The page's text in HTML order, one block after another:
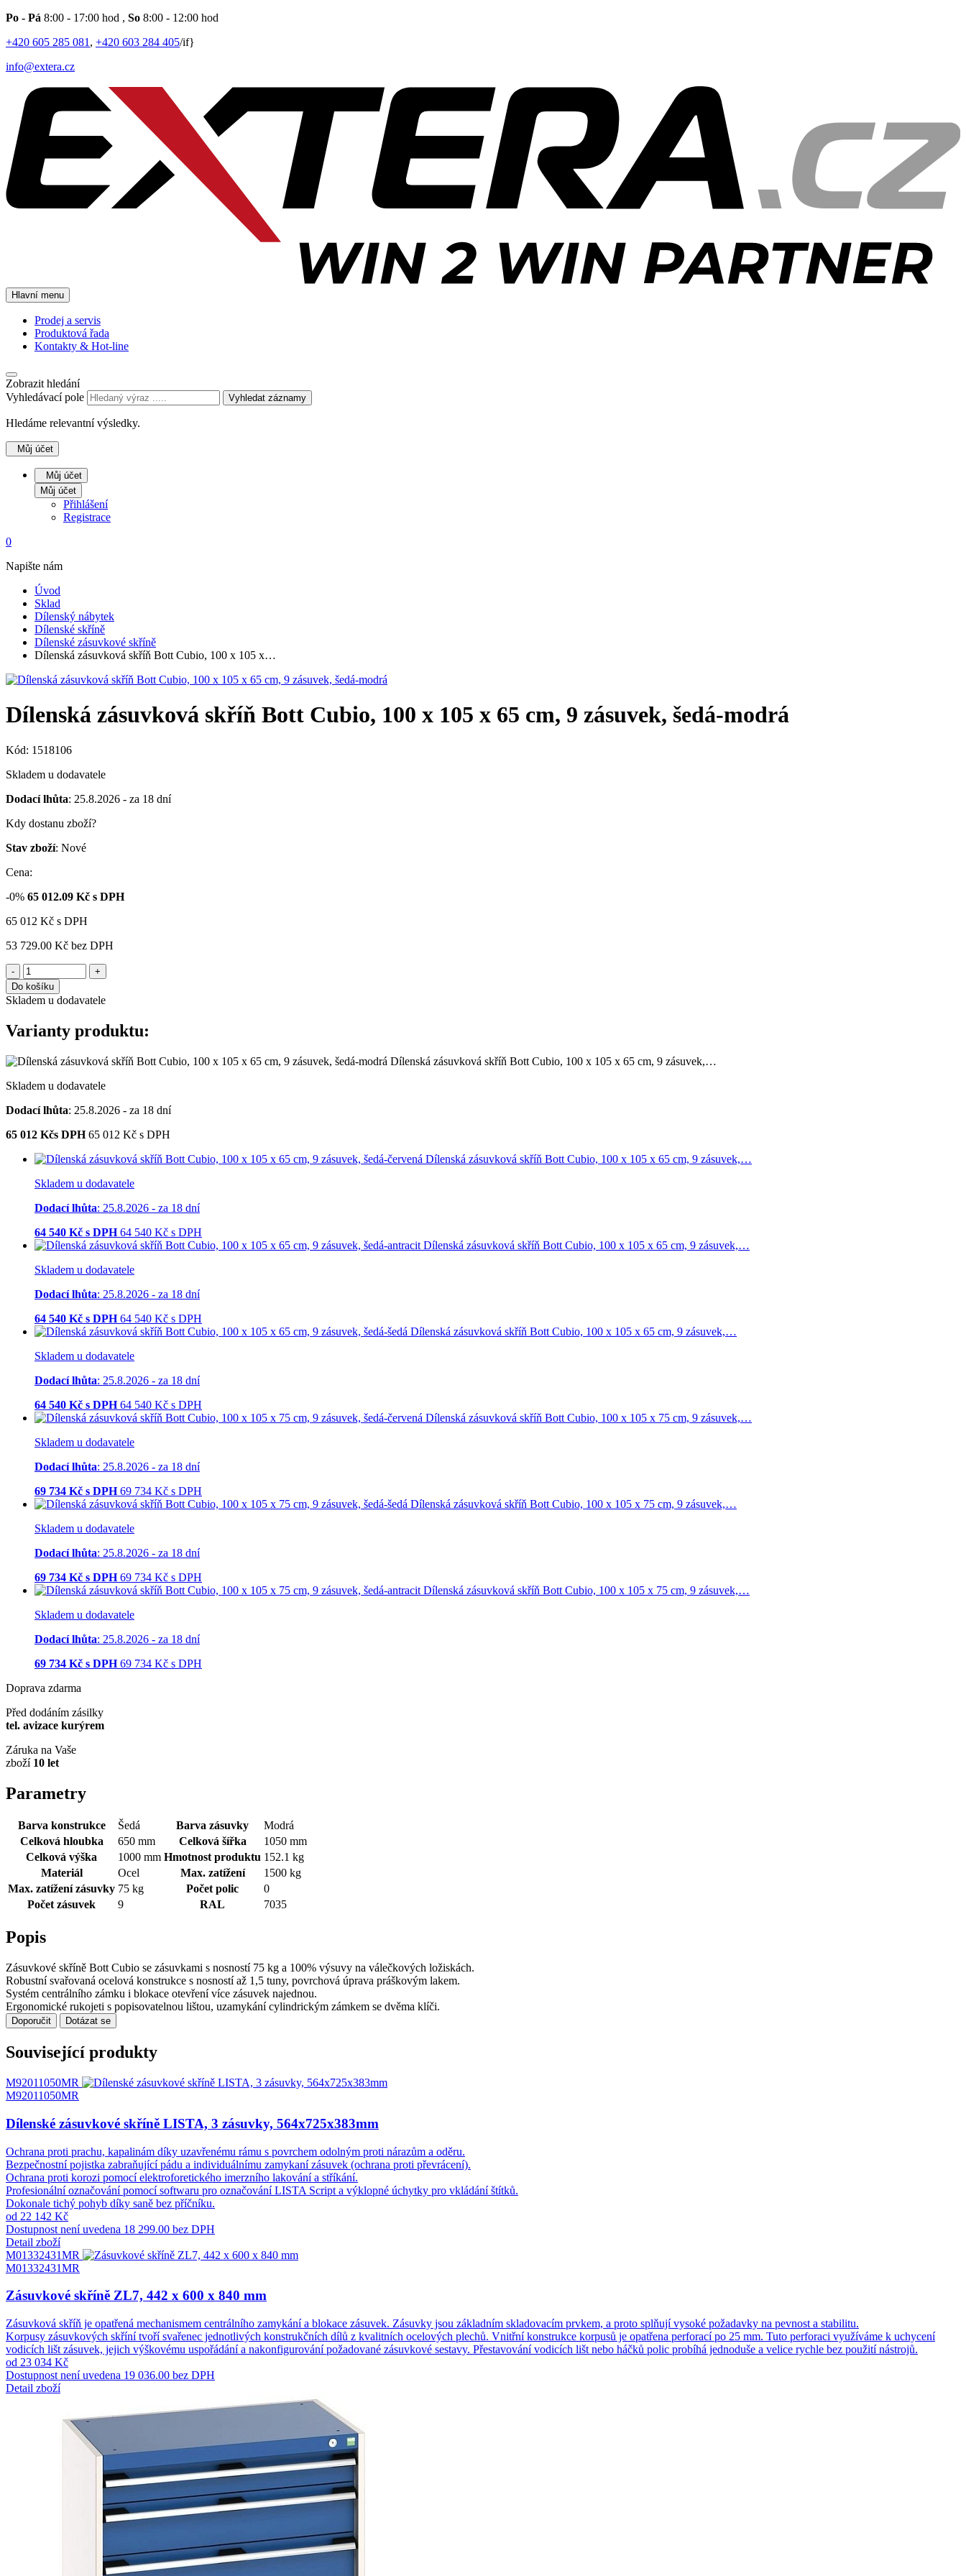
Po - Pá 8:00 - 17:00 hod , So 8:00 - 12:00 hod
+420 605 285 081 , +420 603 284 405/if}
info@extera.cz
Hlavní menu
Prodej a servis
Produktová řada
Kontakty & Hot-line
Zobrazit hledání
Vyhledávací pole
Vyhledat záznamy
Hledáme relevantní výsledky.
Můj účet
Můj účet
Můj účet
Přihlášení
Registrace
0
Napište nám
Úvod
Sklad
Dílenský nábytek
Dílenské skříně
Dílenské zásuvkové skříně
Dílenská zásuvková skříň Bott Cubio, 100 x 105 x…
Dílenská zásuvková skříň Bott Cubio, 100 x 105 x 65 cm, 9 zásuvek, šedá-modrá
Kód: 1518106
Skladem u dodavatele
Dodací lhůta: 25.8.2026 - za 18 dní
Kdy dostanu zboží?
Stav zboží: Nové
Cena:
-0% 65 012.09 Kč s DPH
65 012 Kč s DPH
53 729.00 Kč bez DPH
-
+
Do košíku
Skladem u dodavatele
Varianty produktu:
Dílenská zásuvková skříň Bott Cubio, 100 x 105 x 65 cm, 9 zásuvek,…
Skladem u dodavatele
Dodací lhůta: 25.8.2026 - za 18 dní
65 012 Kčs DPH 65 012 Kč s DPH
Dílenská zásuvková skříň Bott Cubio, 100 x 105 x 65 cm, 9 zásuvek,…
Skladem u dodavatele
Dodací lhůta: 25.8.2026 - za 18 dní
64 540 Kč s DPH 64 540 Kč s DPH
Dílenská zásuvková skříň Bott Cubio, 100 x 105 x 65 cm, 9 zásuvek,…
Skladem u dodavatele
Dodací lhůta: 25.8.2026 - za 18 dní
64 540 Kč s DPH 64 540 Kč s DPH
Dílenská zásuvková skříň Bott Cubio, 100 x 105 x 65 cm, 9 zásuvek,…
Skladem u dodavatele
Dodací lhůta: 25.8.2026 - za 18 dní
64 540 Kč s DPH 64 540 Kč s DPH
Dílenská zásuvková skříň Bott Cubio, 100 x 105 x 75 cm, 9 zásuvek,…
Skladem u dodavatele
Dodací lhůta: 25.8.2026 - za 18 dní
69 734 Kč s DPH 69 734 Kč s DPH
Dílenská zásuvková skříň Bott Cubio, 100 x 105 x 75 cm, 9 zásuvek,…
Skladem u dodavatele
Dodací lhůta: 25.8.2026 - za 18 dní
69 734 Kč s DPH 69 734 Kč s DPH
Dílenská zásuvková skříň Bott Cubio, 100 x 105 x 75 cm, 9 zásuvek,…
Skladem u dodavatele
Dodací lhůta: 25.8.2026 - za 18 dní
69 734 Kč s DPH 69 734 Kč s DPH
Doprava zdarma
Před dodáním zásilky
tel. avizace kurýrem
Záruka na Vaše
zboží 10 let
Parametry
Barva konstrukce Šedá Barva zásuvky
Modrá
Celková hloubka
650 mm Celková šířka
1050 mm
Celková výška
1000 mm Hmotnost produktu 152.1 kg
Materiál
Ocel Max. zatížení
1500 kg
Max. zatížení zásuvky 75 kg Počet polic
0
Počet zásuvek
9 RAL 7035
Popis
Zásuvkové skříně Bott Cubio se zásuvkami s nosností 75 kg a 100% výsuvy na válečkových ložiskách.
Robustní svařovaná ocelová konstrukce s nosností až 1,5 tuny, povrchová úprava práškovým lakem.
Systém centrálního zámku i blokace otevření více zásuvek najednou.
Ergonomické rukojeti s popisovatelnou lištou, uzamykání cylindrickým zámkem se dvěma klíči.
Doporučit Dotázat se
Související produkty
M92011050MR
M92011050MR
Dílenské zásuvkové skříně LISTA, 3 zásuvky, 564x725x383mm
Ochrana proti prachu, kapalinám díky uzavřenému rámu s povrchem odolným proti nárazům a oděru.
Bezpečnostní pojistka zabraňující pádu a individuálnímu zamykaní zásuvek (ochrana proti převrácení).
Ochrana proti korozi pomocí elektroforetického imerzního lakování a stříkání.
Profesionální označování pomocí softwaru pro označování LISTA Script a výklopné úchytky pro vkládání štítků.
Dokonale tichý pohyb díky saně bez příčníku.
od 22 142 Kč
Dostupnost není uvedena 18 299.00 bez DPH
Detail zboží
M01332431MR
M01332431MR
Zásuvkové skříně ZL7, 442 x 600 x 840 mm
Zásuvková skříň je opatřená mechanismem centrálního zamykání a blokace zásuvek. Zásuvky jsou základním skladovacím prvkem, a proto splňují vysoké požadavky na pevnost a stabilitu.
Korpusy zásuvkových skříní tvoří svařenec jednotlivých konstrukčních dílů z kvalitních ocelových plechů. Vnitřní konstrukce korpusů je opatřena perforací po 25 mm. Tuto perforaci využíváme k uchycení
vodicích lišt zásuvek, jejich výškovému uspořádání a nakonfigurování požadované zásuvkové sestavy. Přestavování vodicích lišt nebo háčků polic probíhá jednoduše a velice rychle bez použití nástrojů.
od 23 034 Kč
Dostupnost není uvedena 19 036.00 bez DPH
Detail zboží